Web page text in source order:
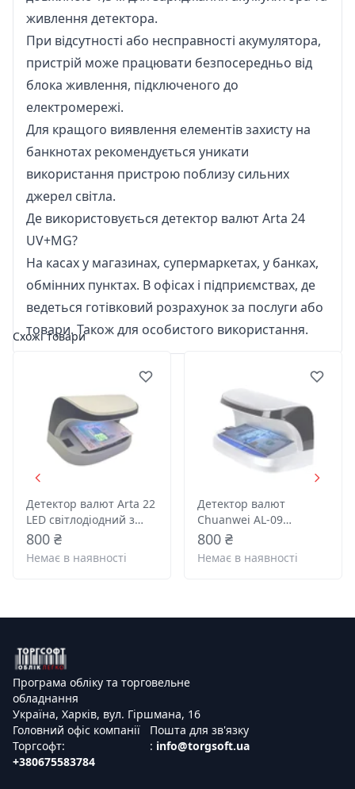
живлення детектора.
При відсутності або несправності акумулятора,
пристрій може працювати безпосередньо від
блока живлення, підключеного до
електромережі.
Для кращого виявлення елементів захисту на
банкнотах рекомендується уникати
використання пристрою поблизу сильних
джерел світла.
Де використовується детектор валют Arta 24
UV+MG?
На касах у магазинах, супермаркетах, у банках,
обмінних пунктах. В офісах і підприємствах, де
ведеться готівковий розрахунок за послуги або
товари. Також для особистого використання.
Схожі товари
Детектор валют Arta 22
LED світлодіодний з
акумулятором
800 ₴
Немає в наявності
Детектор валют
Chuanwei AL-09
світлодіодний з
акумулятором
800 ₴
Немає в наявності
Програма обліку та торговельне
обладнання
Україна, Харків, вул. Гіршмана, 16
Головний офіс компанії
Торгсофт:
+380675583784
Пошта для зв'язку
: info@torgsoft.ua